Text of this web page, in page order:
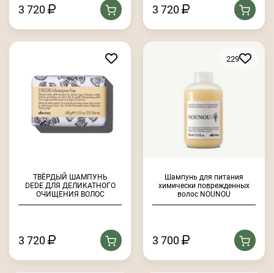
3 720 3 720
ТВЁРДЫЙ ШАМПУНЬ
DEDE ДЛЯ ДЕЛИКАТНОГО
ОЧИЩЕНИЯ ВОЛОС
3 720
229
Шампунь для питания
химически поврежденных
волос NOUNOU
3 700